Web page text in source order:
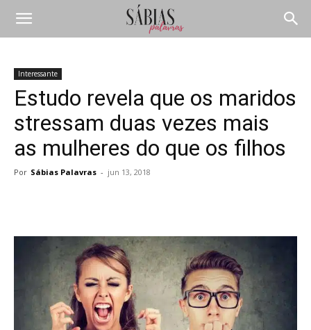
Interessante
Estudo revela que os maridos
stressam duas vezes mais
as mulheres do que os filhos
Por Sábias Palavras - jun 13, 2018